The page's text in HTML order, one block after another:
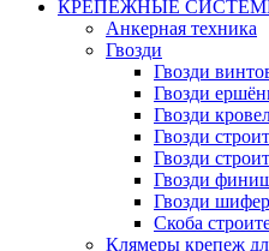
КРЕПЕЖНЫЕ
Анкерная техника
Гвозди
Гвозди
Гвозди
Гвозди
Гвозди
Гвозди
Гвозди
Гвозди
Скоба
Клямеры крепеж